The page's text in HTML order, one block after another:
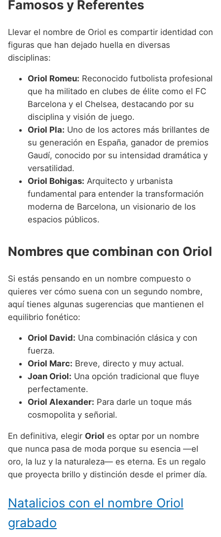
Famosos y Referentes
Llevar el nombre de Oriol es compartir identidad con
figuras que han dejado huella en diversas
disciplinas:
Oriol Romeu: Reconocido futbolista profesional
que ha militado en clubes de élite como el FC
Barcelona y el Chelsea, destacando por su
disciplina y visión de juego.
Oriol Pla: Uno de los actores más brillantes de
su generación en España, ganador de premios
Gaudí, conocido por su intensidad dramática y
versatilidad.
Oriol Bohigas: Arquitecto y urbanista
fundamental para entender la transformación
moderna de Barcelona, un visionario de los
espacios públicos.
Nombres que combinan con Oriol
Si estás pensando en un nombre compuesto o
quieres ver cómo suena con un segundo nombre,
aquí tienes algunas sugerencias que mantienen el
equilibrio fonético:
Oriol David: Una combinación clásica y con
fuerza.
Oriol Marc: Breve, directo y muy actual.
Joan Oriol: Una opción tradicional que fluye
perfectamente.
Oriol Alexander: Para darle un toque más
cosmopolita y señorial.
En definitiva, elegir Oriol es optar por un nombre
que nunca pasa de moda porque su esencia —el
oro, la luz y la naturaleza— es eterna. Es un regalo
que proyecta brillo y distinción desde el primer día.
Natalicios con el nombre Oriol
grabado